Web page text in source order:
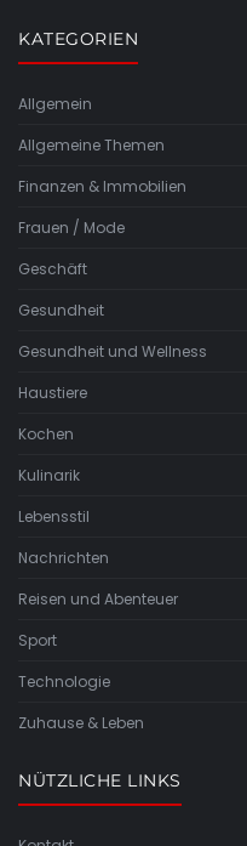
KATEGORIEN
Allgemein
Allgemeine Themen
Finanzen & Immobilien
Frauen / Mode
Geschäft
Gesundheit
Gesundheit und Wellness
Haustiere
Kochen
Kulinarik
Lebensstil
Nachrichten
Reisen und Abenteuer
Sport
Technologie
Zuhause & Leben
NÜTZLICHE LINKS